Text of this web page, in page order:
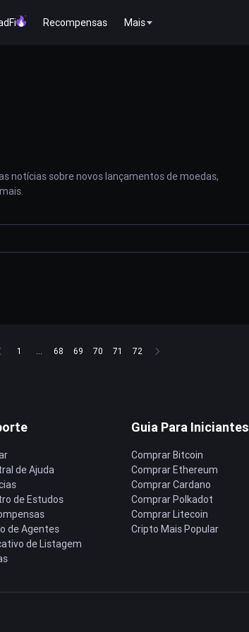
Recompensas Mais
notícias sobre novos lançamentos de moedas,
1 ... 68 69 70 71 72
de Ajuda
de Estudos
de Agentes
de Listagem
Guia Para Iniciantes
Comprar Bitcoin
Comprar Ethereum
Comprar Cardano
Comprar Polkadot
Comprar Litecoin
Cripto Mais Popular